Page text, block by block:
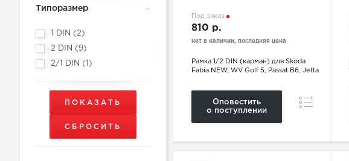
Типоразмер
1 DIN ( 2)
2 DIN ( 9)
2/1 DIN ( )
Под заказ
810 р.
нет в наличии, последняя цена
Рамка 1/2 DIN (карман) для Skoda
Fabia NEW, WV Golf 5, Passat B6, Jetta
Оповестить
о поступлении
Сравнение